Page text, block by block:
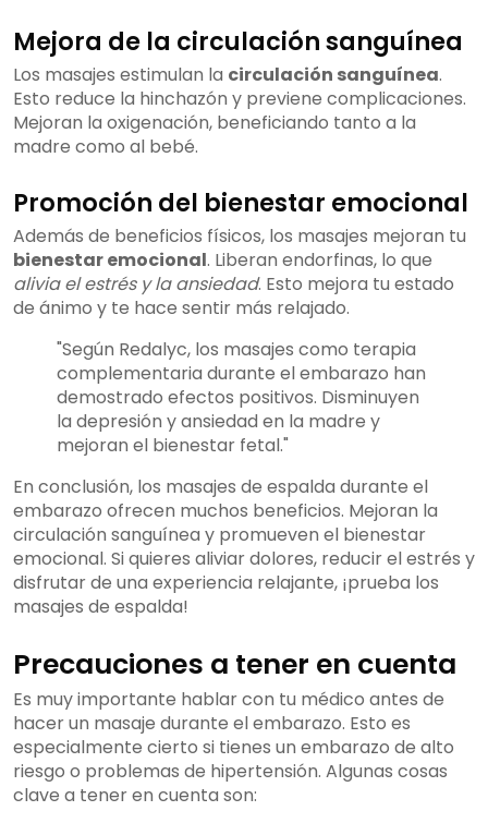
Mejora de la circulación sanguínea
Los masajes estimulan la circulación sanguínea.
Esto reduce la hinchazón y previene complicaciones.
Mejoran la oxigenación, beneficiando tanto a la
madre como al bebé.
Promoción del bienestar emocional
Además de beneficios físicos, los masajes mejoran tu
bienestar emocional. Liberan endorfinas, lo que
alivia el estrés y la ansiedad. Esto mejora tu estado
de ánimo y te hace sentir más relajado.
"Según Redalyc, los masajes como terapia
complementaria durante el embarazo han
demostrado efectos positivos. Disminuyen
la depresión y ansiedad en la madre y
mejoran el bienestar fetal."
En conclusión, los masajes de espalda durante el
embarazo ofrecen muchos beneficios. Mejoran la
circulación sanguínea y promueven el bienestar
emocional. Si quieres aliviar dolores, reducir el estrés y
disfrutar de una experiencia relajante, ¡prueba los
masajes de espalda!
Precauciones a tener en cuenta
Es muy importante hablar con tu médico antes de
hacer un masaje durante el embarazo. Esto es
especialmente cierto si tienes un embarazo de alto
riesgo o problemas de hipertensión. Algunas cosas
clave a tener en cuenta son: